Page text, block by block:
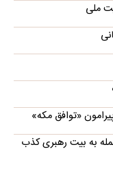
ملی
«توافق مکه»
٣٠ دقیقه قبل از حمله به بیت رهبری کذب